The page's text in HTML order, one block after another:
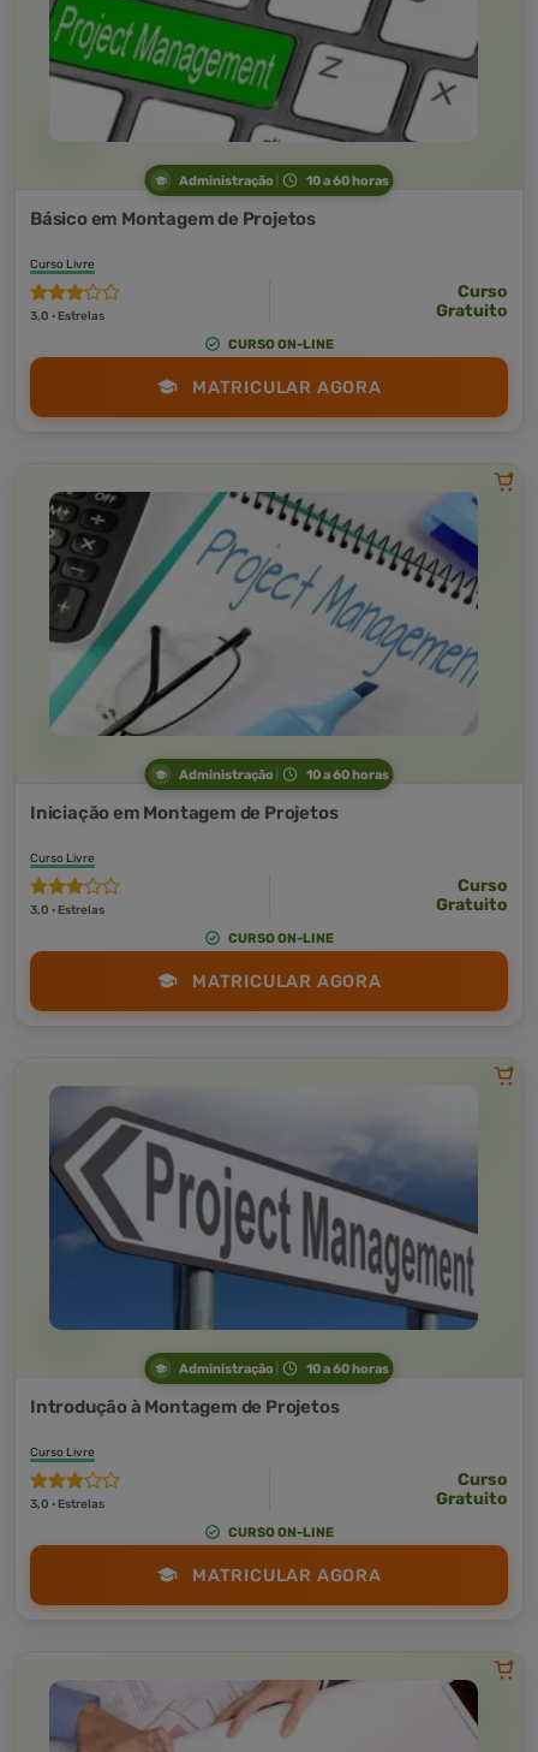
Administração 10 a 60 horas
Básico em Montagem de Projetos
Curso Livre
3,0 · Estrelas
Curso
Gratuito
CURSO ON-LINE
MATRICULAR AGORA
Administração 10 a 60 horas
Iniciação em Montagem de Projetos
Curso Livre
3,0 · Estrelas
Curso
Gratuito
CURSO ON-LINE
MATRICULAR AGORA
Administração 10 a 60 horas
Introdução à Montagem de Projetos
Curso Livre
3,0 · Estrelas
Curso
Gratuito
CURSO ON-LINE
MATRICULAR AGORA